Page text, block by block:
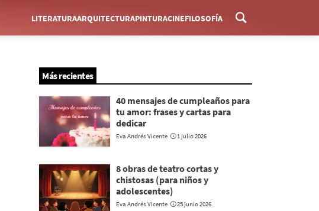
Menú
LITERATURAARQUITECTURAPINTURACINEFILOSOFÍA
Más recientes
40 mensajes de cumpleaños para
tu amor: frases y cartas para
dedicar
Eva Andrés Vicente 1 julio 2026
8 obras de teatro cortas y
chistosas (para niños y
adolescentes)
Eva Andrés Vicente 25 junio 2026